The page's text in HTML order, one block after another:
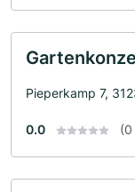
Pieperkamp 7,
0.0 (0